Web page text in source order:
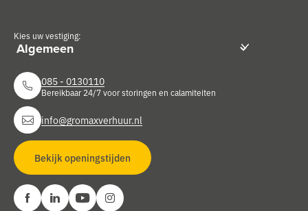
Kies uw vestiging:
085 - 0130110
Bereikbaar 24/7 voor storingen en calamiteiten
info@gromaxverhuur.nl
Bekijk openingstijden